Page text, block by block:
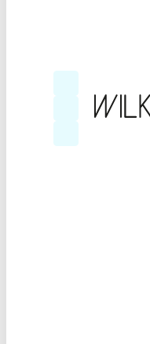
Follow me on
Follow me on
Follow me on